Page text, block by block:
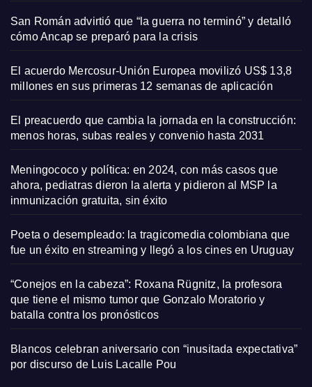
San Román advirtió que “la guerra no terminó” y detalló
cómo Ancap se preparó para la crisis
El acuerdo Mercosur-Unión Europea movilizó US$ 13,8
millones en sus primeras 12 semanas de aplicación
El preacuerdo que cambia la jornada en la construcción:
menos horas, subas reales y convenio hasta 2031
Meningococo y política: en 2024, con más casos que
ahora, pediatras dieron la alerta y pidieron al MSP la
inmunización gratuita, sin éxito
Poeta o desempleado: la tragicomedia colombiana que
fue un éxito en streaming y llegó a los cines en Uruguay
“Conejos en la cabeza”: Roxana Rügnitz, la profesora
que tiene el mismo tumor que Gonzalo Moratorio y
batalla contra los pronósticos
Blancos celebran aniversario con “inusitada expectativa”
por discurso de Luis Lacalle Pou